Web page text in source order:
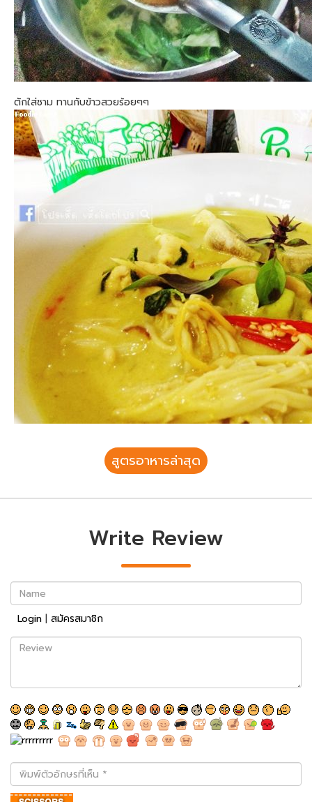
ตักใส่ชาม ทานกับข้าวสวยร้อยๆๆ
สูตรอาหารล่าสุด
Write Review
Name
Login | สมัครสมาชิก
Review
พิมพ์
ตัว
อักษร